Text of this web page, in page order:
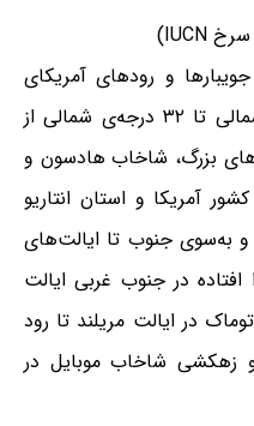
و رودهای آمریکای
شمالی، میان مدارهای ۴۷ درجه‌ی شمالی تا ۳۲ درجه‌ی شمالی از
بزرگ، شاخاب هادسون و
آمریکا و استان انتاریو
و به‌سوی جنوب تا ایالت‌های
افتاده در جنوب غربی ایالت
در ایالت مریلند تا رود
و زهکشی شاخاب موبایل در